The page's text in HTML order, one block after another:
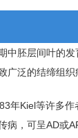
中胚层间叶的
广泛的结缔组织
年Kiel等许多作
病，可呈AD或